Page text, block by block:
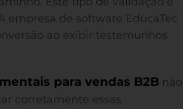
empresa de software EducaTec
ao exibir testemunhos
para vendas B2B não
corretamente essas